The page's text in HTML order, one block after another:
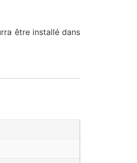
être installé dans